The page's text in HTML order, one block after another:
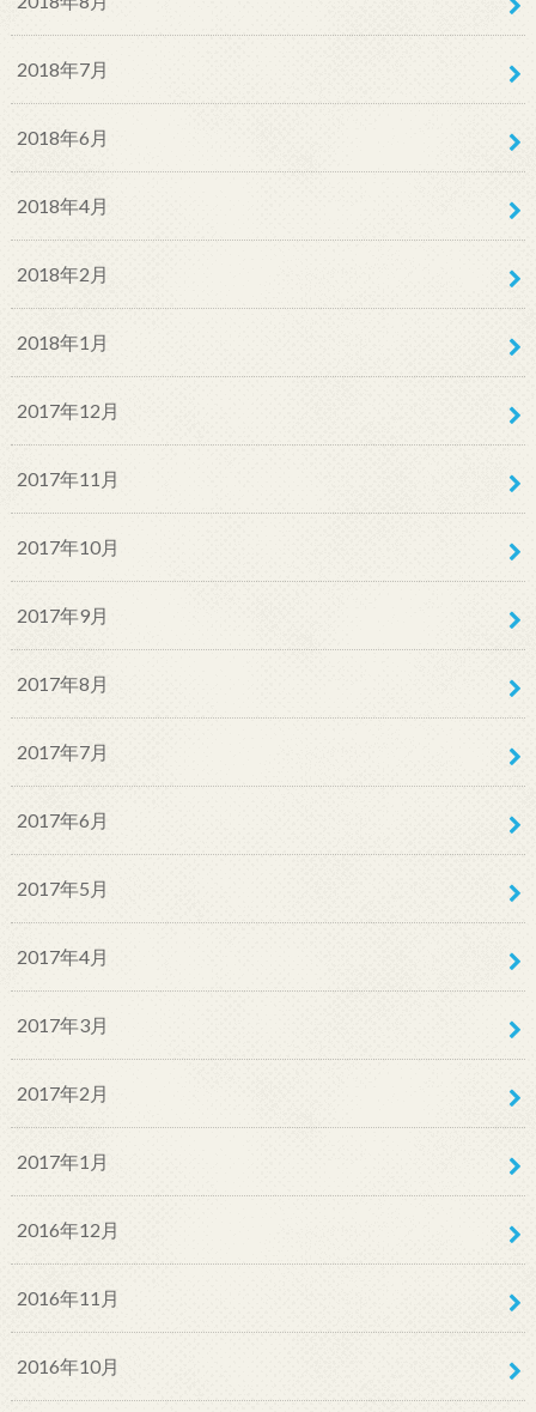
2018年7月
2018年6月
2018年4月
2018年2月
2018年1月
2017年12月
2017年11月
2017年10月
2017年9月
2017年8月
2017年7月
2017年6月
2017年5月
2017年4月
2017年3月
2017年2月
2017年1月
2016年12月
2016年11月
2016年10月